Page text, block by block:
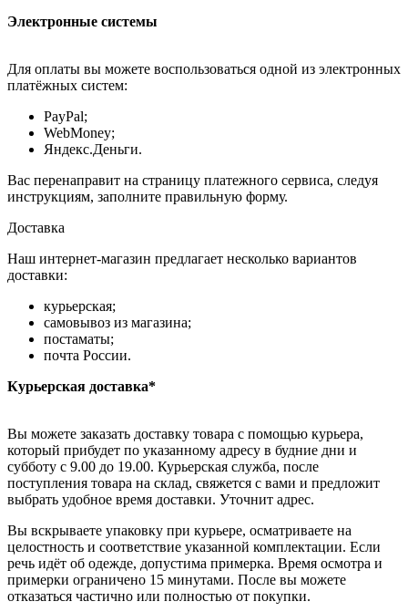
Электронные системы
Для оплаты вы можете воспользоваться одной из электронных
платёжных систем:
PayPal;
WebMoney;
Яндекс.Деньги.
Вас перенаправит на страницу платежного сервиса, следуя
инструкциям, заполните правильную форму.
Доставка
Наш интернет-магазин предлагает несколько вариантов
доставки:
курьерская;
самовывоз из магазина;
постаматы;
почта России.
Курьерская доставка*
Вы можете заказать доставку товара с помощью курьера,
который прибудет по указанному адресу в будние дни и
субботу с 9.00 до 19.00. Курьерская служба, после
поступления товара на склад, свяжется с вами и предложит
выбрать удобное время доставки. Уточнит адрес.
Вы вскрываете упаковку при курьере, осматриваете на
целостность и соответствие указанной комплектации. Если
речь идёт об одежде, допустима примерка. Время осмотра и
примерки ограничено 15 минутами. После вы можете
отказаться частично или полностью от покупки.